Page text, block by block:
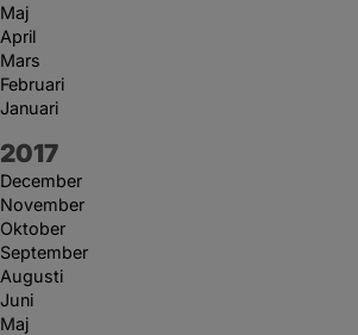
Maj
April
Mars
Februari
Januari
År:
2017
December
November
Oktober
September
Augusti
Juni
Maj